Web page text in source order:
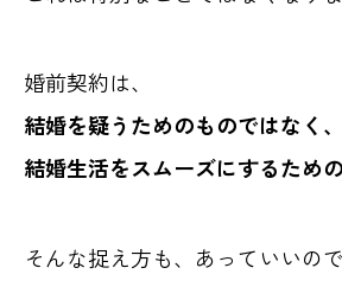
婚前契約は、
結婚を疑うためのものではなく、
結婚生活をスムーズにするため
そんな捉え方も、あっていいの